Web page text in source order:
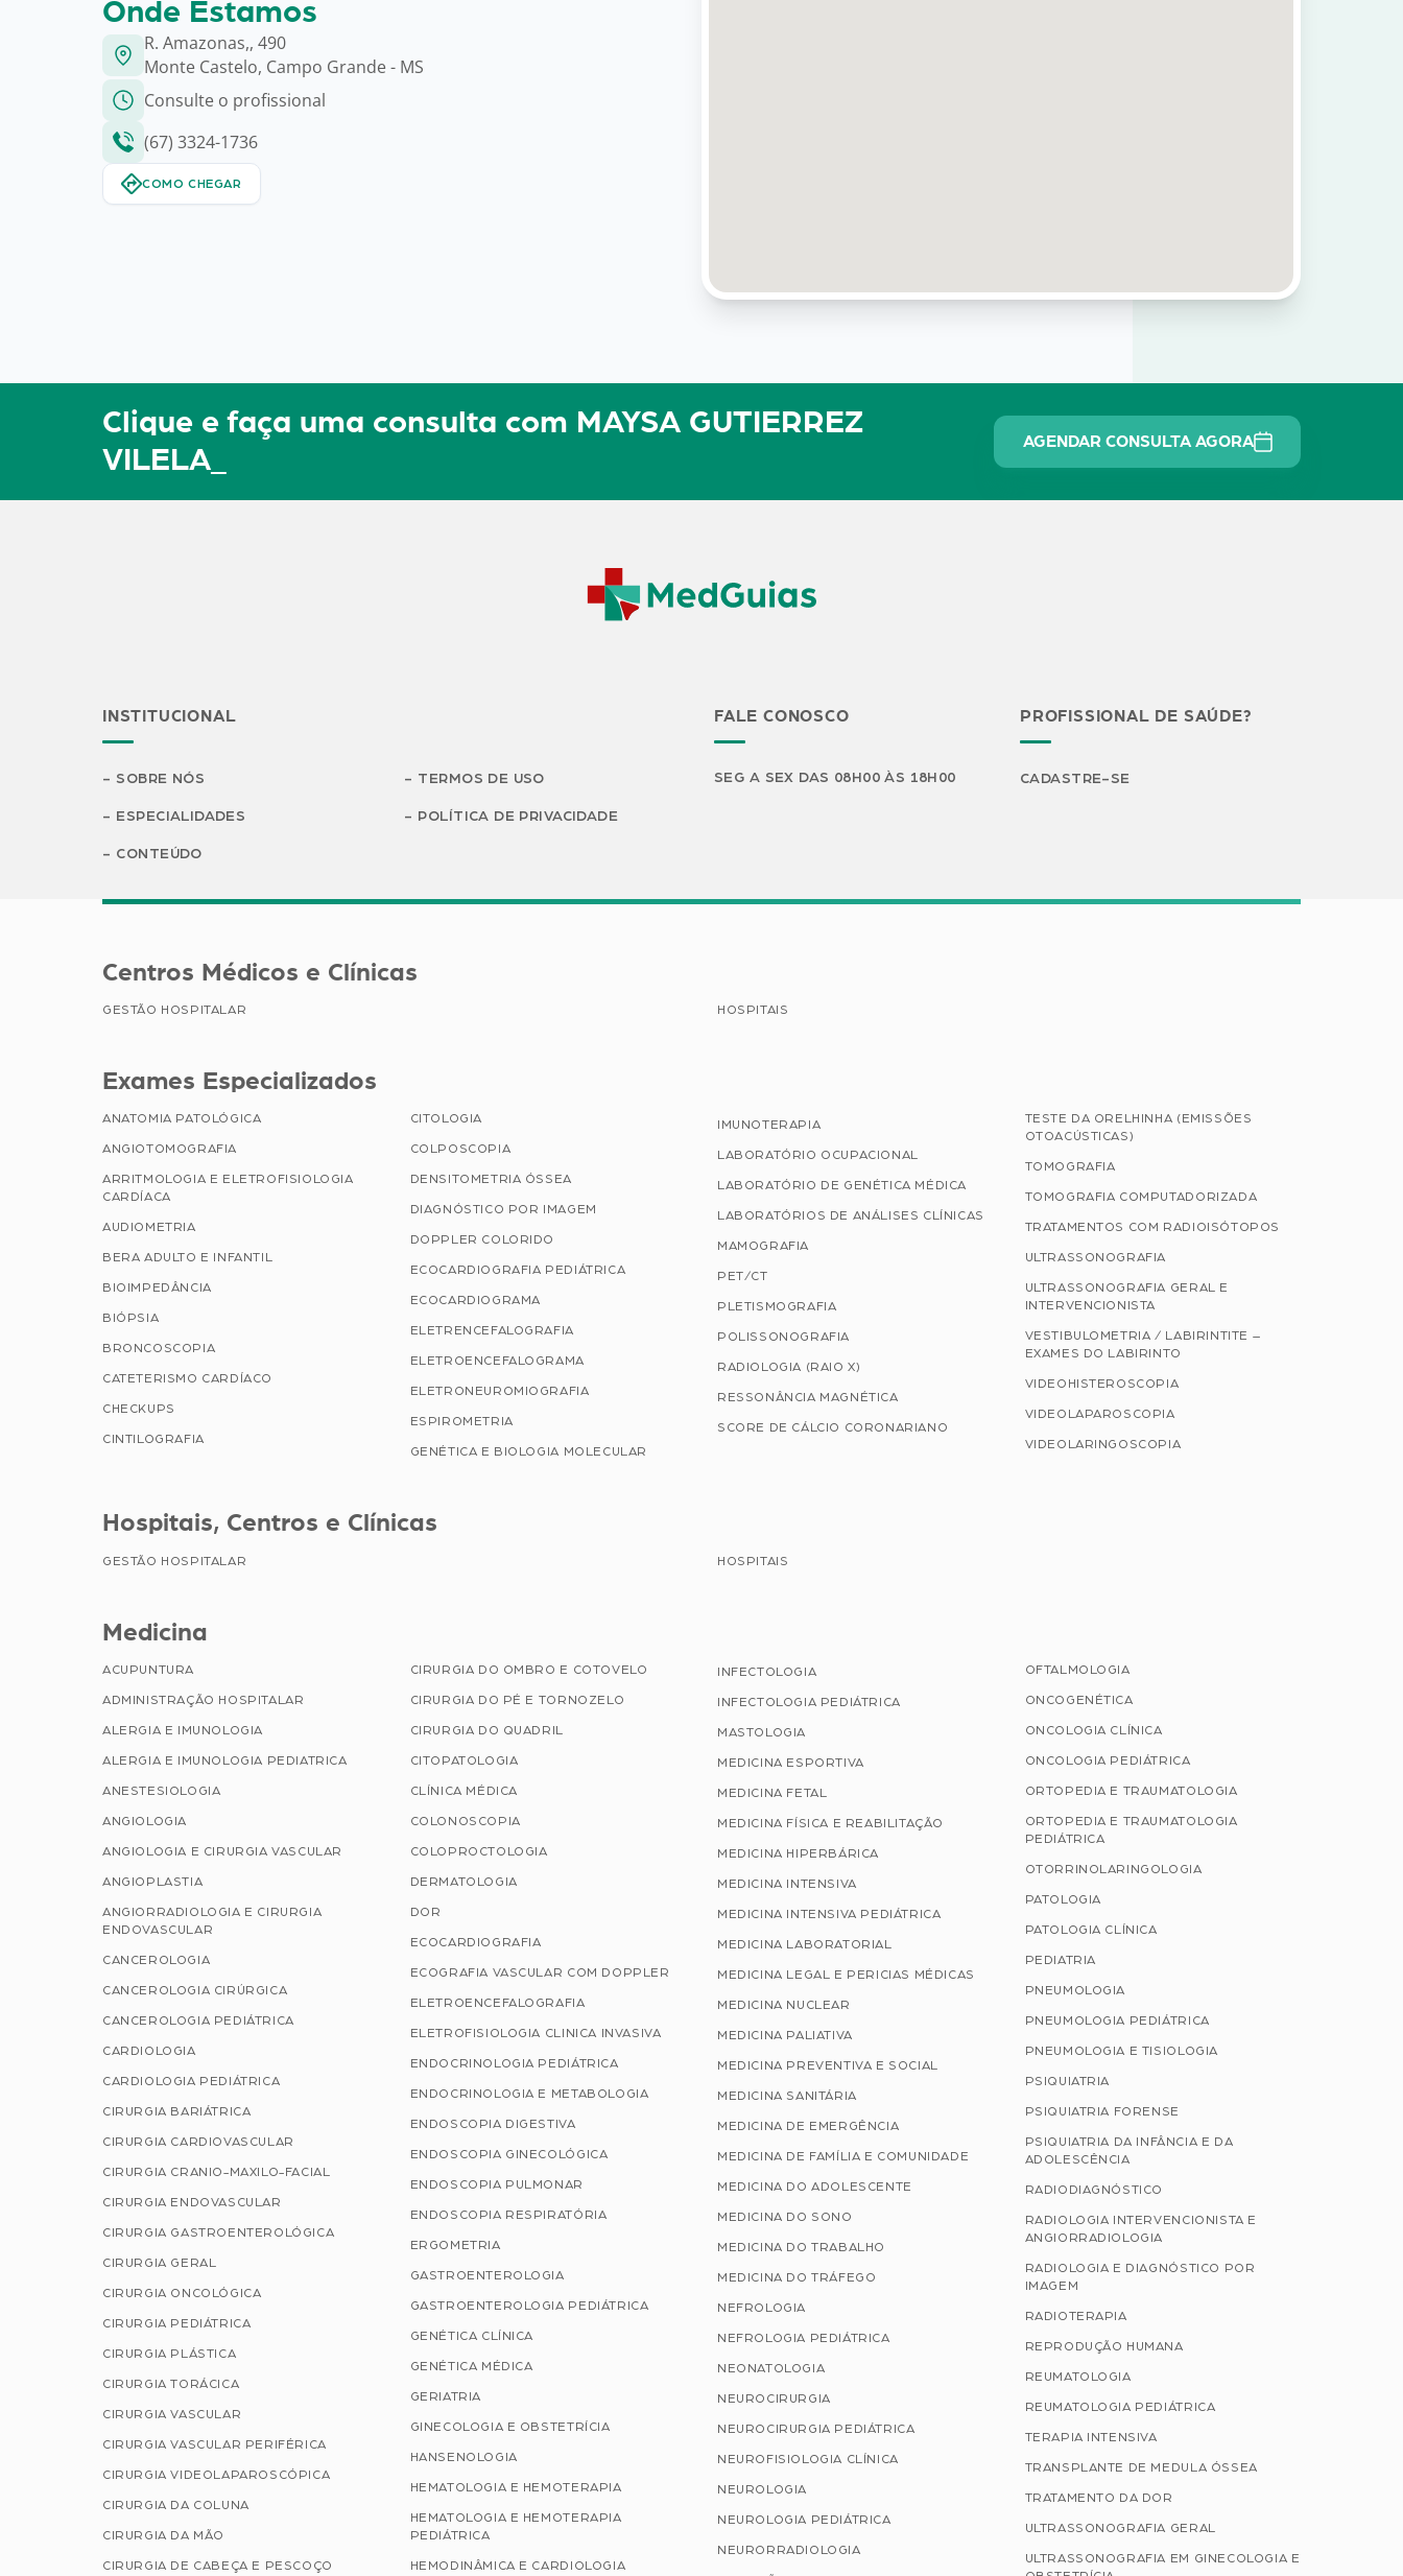
Onde Estamos
R. Amazonas,, 490
Monte Castelo, Campo Grande - MS
Consulte o profissional
(67) 3324-1736
COMO CHEGAR
Clique e faça uma consulta com MAYSA GUTIERREZ
VILELA_
AGENDAR CONSULTA AGORA
INSTITUCIONAL
SOBRE NÓS
ESPECIALIDADES
CONTEÚDO
TERMOS DE USO
POLÍTICA DE PRIVACIDADE
FALE CONOSCO
SEG A SEX DAS 08H00 ÀS 18H00
PROFISSIONAL DE SAÚDE?
CADASTRE-SE
Centros Médicos e Clínicas
GESTÃO HOSPITALAR HOSPITAIS
Exames Especializados
ANATOMIA PATOLÓGICA
ANGIOTOMOGRAFIA
ARRITMOLOGIA E ELETROFISIOLOGIA
CARDÍACA
AUDIOMETRIA
BERA ADULTO E INFANTIL
BIOIMPEDÂNCIA
BIÓPSIA
BRONCOSCOPIA
CATETERISMO CARDÍACO
CHECKUPS
CINTILOGRAFIA
CITOLOGIA
COLPOSCOPIA
DENSITOMETRIA ÓSSEA
DIAGNÓSTICO POR IMAGEM
DOPPLER COLORIDO
ECOCARDIOGRAFIA PEDIÁTRICA
ECOCARDIOGRAMA
ELETRENCEFALOGRAFIA
ELETROENCEFALOGRAMA
ELETRONEUROMIOGRAFIA
ESPIROMETRIA
GENÉTICA E BIOLOGIA MOLECULAR
IMUNOTERAPIA
LABORATÓRIO OCUPACIONAL
LABORATÓRIO DE GENÉTICA MÉDICA
LABORATÓRIOS DE ANÁLISES CLÍNICAS
MAMOGRAFIA
PET/CT
PLETISMOGRAFIA
POLISSONOGRAFIA
RADIOLOGIA (RAIO X)
RESSONÂNCIA MAGNÉTICA
SCORE DE CÁLCIO CORONARIANO
TESTE DA ORELHINHA (EMISSÕES
OTOACÚSTICAS)
TOMOGRAFIA
TOMOGRAFIA COMPUTADORIZADA
TRATAMENTOS COM RADIOISÓTOPOS
ULTRASSONOGRAFIA
ULTRASSONOGRAFIA GERAL E
INTERVENCIONISTA
VESTIBULOMETRIA / LABIRINTITE –
EXAMES DO LABIRINTO
VIDEOHISTEROSCOPIA
VIDEOLAPAROSCOPIA
VIDEOLARINGOSCOPIA
Hospitais, Centros e Clínicas
GESTÃO HOSPITALAR HOSPITAIS
Medicina
ACUPUNTURA
ADMINISTRAÇÃO HOSPITALAR
ALERGIA E IMUNOLOGIA
ALERGIA E IMUNOLOGIA PEDIATRICA
ANESTESIOLOGIA
ANGIOLOGIA
ANGIOLOGIA E CIRURGIA VASCULAR
ANGIOPLASTIA
ANGIORRADIOLOGIA E CIRURGIA
ENDOVASCULAR
CANCEROLOGIA
CANCEROLOGIA CIRÚRGICA
CANCEROLOGIA PEDIÁTRICA
CARDIOLOGIA
CARDIOLOGIA PEDIÁTRICA
CIRURGIA BARIÁTRICA
CIRURGIA CARDIOVASCULAR
CIRURGIA CRANIO-MAXILO-FACIAL
CIRURGIA ENDOVASCULAR
CIRURGIA GASTROENTEROLÓGICA
CIRURGIA GERAL
CIRURGIA ONCOLÓGICA
CIRURGIA PEDIÁTRICA
CIRURGIA PLÁSTICA
CIRURGIA TORÁCICA
CIRURGIA VASCULAR
CIRURGIA VASCULAR PERIFÉRICA
CIRURGIA VIDEOLAPAROSCÓPICA
CIRURGIA DA COLUNA
CIRURGIA DA MÃO
CIRURGIA DE CABEÇA E PESCOÇO
CIRURGIA DO OMBRO E COTOVELO
CIRURGIA DO PÉ E TORNOZELO
CIRURGIA DO QUADRIL
CITOPATOLOGIA
CLÍNICA MÉDICA
COLONOSCOPIA
COLOPROCTOLOGIA
DERMATOLOGIA
DOR
ECOCARDIOGRAFIA
ECOGRAFIA VASCULAR COM DOPPLER
ELETROENCEFALOGRAFIA
ELETROFISIOLOGIA CLINICA INVASIVA
ENDOCRINOLOGIA PEDIÁTRICA
ENDOCRINOLOGIA E METABOLOGIA
ENDOSCOPIA DIGESTIVA
ENDOSCOPIA GINECOLÓGICA
ENDOSCOPIA PULMONAR
ENDOSCOPIA RESPIRATÓRIA
ERGOMETRIA
GASTROENTEROLOGIA
GASTROENTEROLOGIA PEDIÁTRICA
GENÉTICA CLÍNICA
GENÉTICA MÉDICA
GERIATRIA
GINECOLOGIA E OBSTETRÍCIA
HANSENOLOGIA
HEMATOLOGIA E HEMOTERAPIA
HEMATOLOGIA E HEMOTERAPIA
PEDIÁTRICA
HEMODINÂMICA E CARDIOLOGIA
INFECTOLOGIA
INFECTOLOGIA PEDIÁTRICA
MASTOLOGIA
MEDICINA ESPORTIVA
MEDICINA FETAL
MEDICINA FÍSICA E REABILITAÇÃO
MEDICINA HIPERBÁRICA
MEDICINA INTENSIVA
MEDICINA INTENSIVA PEDIÁTRICA
MEDICINA LABORATORIAL
MEDICINA LEGAL E PERICIAS MÉDICAS
MEDICINA NUCLEAR
MEDICINA PALIATIVA
MEDICINA PREVENTIVA E SOCIAL
MEDICINA SANITÁRIA
MEDICINA DE EMERGÊNCIA
MEDICINA DE FAMÍLIA E COMUNIDADE
MEDICINA DO ADOLESCENTE
MEDICINA DO SONO
MEDICINA DO TRABALHO
MEDICINA DO TRÁFEGO
NEFROLOGIA
NEFROLOGIA PEDIÁTRICA
NEONATOLOGIA
NEUROCIRURGIA
NEUROCIRURGIA PEDIÁTRICA
NEUROFISIOLOGIA CLÍNICA
NEUROLOGIA
NEUROLOGIA PEDIÁTRICA
NEURORRADIOLOGIA
OFTALMOLOGIA
ONCOGENÉTICA
ONCOLOGIA CLÍNICA
ONCOLOGIA PEDIÁTRICA
ORTOPEDIA E TRAUMATOLOGIA
ORTOPEDIA E TRAUMATOLOGIA
PEDIÁTRICA
OTORRINOLARINGOLOGIA
PATOLOGIA
PATOLOGIA CLÍNICA
PEDIATRIA
PNEUMOLOGIA
PNEUMOLOGIA PEDIÁTRICA
PNEUMOLOGIA E TISIOLOGIA
PSIQUIATRIA
PSIQUIATRIA FORENSE
PSIQUIATRIA DA INFÂNCIA E DA
ADOLESCÊNCIA
RADIODIAGNÓSTICO
RADIOLOGIA INTERVENCIONISTA E
ANGIORRADIOLOGIA
RADIOLOGIA E DIAGNÓSTICO POR
IMAGEM
RADIOTERAPIA
REPRODUÇÃO HUMANA
REUMATOLOGIA
REUMATOLOGIA PEDIÁTRICA
TERAPIA INTENSIVA
TRANSPLANTE DE MEDULA ÓSSEA
TRATAMENTO DA DOR
ULTRASSONOGRAFIA GERAL
ULTRASSONOGRAFIA EM GINECOLOGIA E